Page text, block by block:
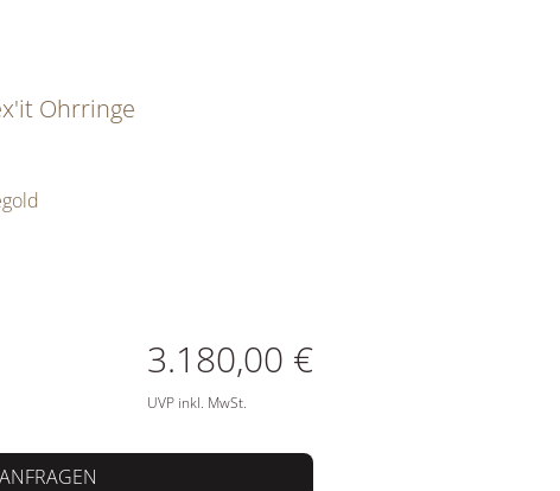
Ohrringe
3.180,00 €
UVP inkl. MwSt.
ANFRAGEN